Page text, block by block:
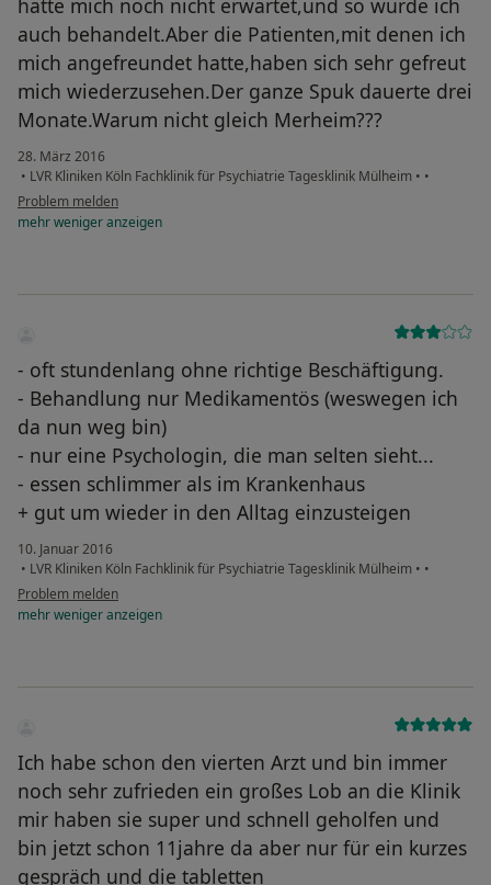
hatte mich noch nicht erwartet,und so wurde ich
auch behandelt.Aber die Patienten,mit denen ich
mich angefreundet hatte,haben sich sehr gefreut
mich wiederzusehen.Der ganze Spuk dauerte drei
Monate.Warum nicht gleich Merheim???
28. März 2016
• LVR Kliniken Köln Fachklinik für Psychiatrie Tagesklinik Mülheim • •
Problem melden
mehrwenigeranzeigen
- oft stundenlang ohne richtige Beschäftigung.
- Behandlung nur Medikamentös (weswegen ich
da nun weg bin)
- nur eine Psychologin, die man selten sieht...
- essen schlimmer als im Krankenhaus
+ gut um wieder in den Alltag einzusteigen
10. Januar 2016
• LVR Kliniken Köln Fachklinik für Psychiatrie Tagesklinik Mülheim • •
Problem melden
mehrwenigeranzeigen
Ich habe schon den vierten Arzt und bin immer
noch sehr zufrieden ein großes Lob an die Klinik
mir haben sie super und schnell geholfen und
bin jetzt schon 11jahre da aber nur für ein kurzes
gespräch und die tabletten